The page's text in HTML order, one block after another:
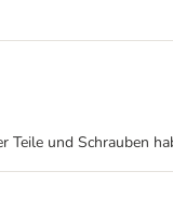
und Schrauben